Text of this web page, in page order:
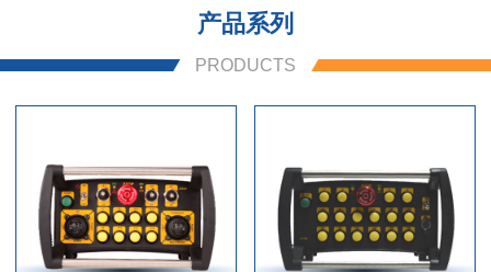
产品系列
PRODUCTS